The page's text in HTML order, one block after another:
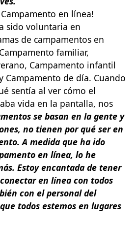
en línea!
sido voluntaria en
de campamentos en
familiar,
Campamento infantil
Campamento de día. Cuando
sentía al ver cómo el
vida en la pantalla, nos
se basan en la gente y
no tienen por qué ser en
A medida que ha ido
en línea, lo he
Estoy encantada de tener
en línea con todos
con el personal del
todos estemos en lugares